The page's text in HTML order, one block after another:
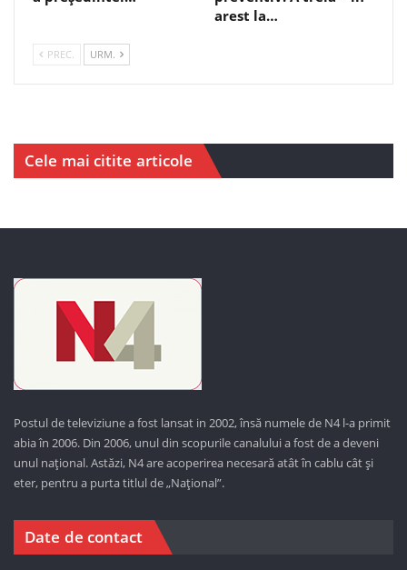
arest la…
PREC. URM.
Cele mai citite articole
Postul de televiziune a fost lansat in 2002, însă numele de N4 l-a primit
abia în 2006. Din 2006, unul din scopurile canalului a fost de a deveni
unul național. Astăzi, N4 are acoperirea necesară atât în cablu cât și
eter, pentru a purta titlul de „Național”.
Date de contact